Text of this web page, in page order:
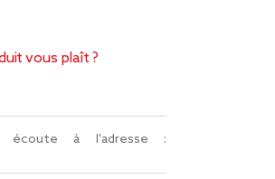
vous plaît ?
à l'adresse :